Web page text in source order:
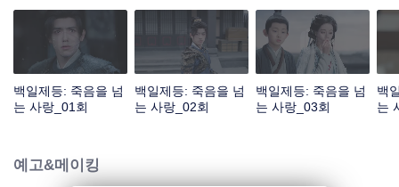
로 시간의 흐름에 저항한다.
백일제등: 죽음을 넘
는 사랑_01회
백일제등: 죽음을 넘
는 사랑_02회
백일제등: 죽음을 넘
는 사랑_03회
백
는
예고&메이킹